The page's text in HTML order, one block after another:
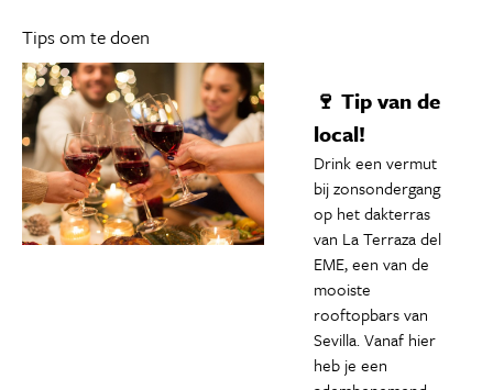
Tips om te doen
🍷 Tip van de
local!
Drink een vermut
bij zonsondergang
op het dakterras
van La Terraza del
EME, een van de
mooiste
rooftopbars van
Sevilla. Vanaf hier
heb je een